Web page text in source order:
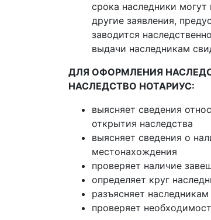
срока наследники могут
другие заявления,
заводится
выдачи наследникам
ДЛЯ ОФОРМЛЕНИЯ
НАСЛЕДСТВО НОТАРИУС:
выясняет сведения
открытия наследства
выясняет сведения о
местонахождения
проверяет наличие
определяет круг
разъясняет
проверяет